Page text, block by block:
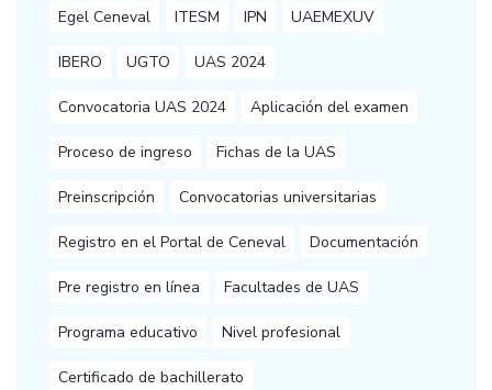
Egel Ceneval ITESM IPN UAEMEXUV
IBERO UGTO UAS 2024
Convocatoria UAS 2024 Aplicación del examen
Proceso de ingreso Fichas de la UAS
Preinscripción Convocatorias universitarias
Registro en el Portal de Ceneval Documentación
Pre registro en línea Facultades de UAS
Programa educativo Nivel profesional
Certificado de bachillerato